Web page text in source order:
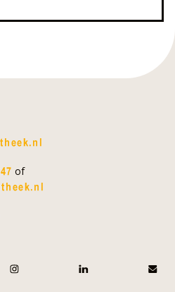
of